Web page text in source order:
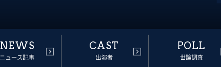
NEWS
ニュース記事
CAST
出演者
POLL
世論調査